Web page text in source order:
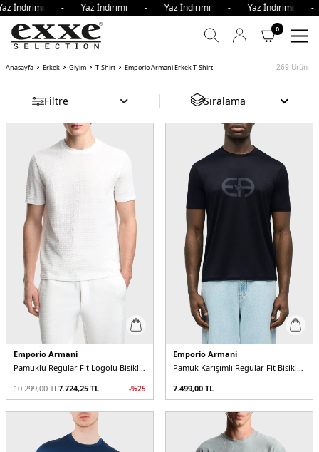
- Yaz İndirimi - Yaz İndirimi - Yaz İndirimi -
0
Anasayfa Erkek Giyim T-Shirt Emporio Armani Erkek T-Shirt 269 Ürün
Filtre Sıralama
Emporio Armani
Pamuklu Regular Fit Logolu Bisiklet Yaka Erkek T Shirt
10.299,00TL7.724,25 TL -%25
Emporio Armani
Pamuk Karışımlı Regular Fit Bisiklet Yaka Erkek T Shirt
7.499,00 TL